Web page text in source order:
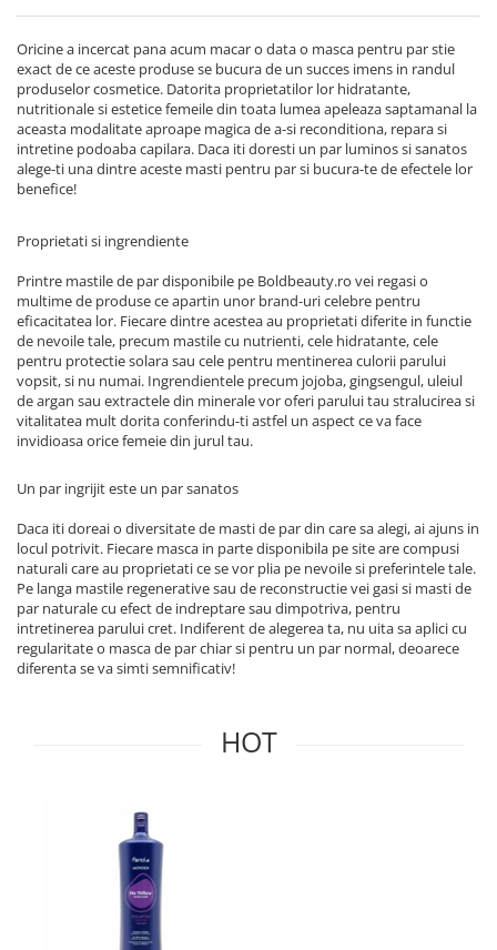
Oricine a incercat pana acum macar o data o masca pentru par stie
exact de ce aceste produse se bucura de un succes imens in randul
produselor cosmetice. Datorita proprietatilor lor hidratante,
nutritionale si estetice femeile din toata lumea apeleaza saptamanal la
aceasta modalitate aproape magica de a-si reconditiona, repara si
intretine podoaba capilara. Daca iti doresti un par luminos si sanatos
alege-ti una dintre aceste masti pentru par si bucura-te de efectele lor
benefice!
Proprietati si ingrendiente
Printre mastile de par disponibile pe Boldbeauty.ro vei regasi o
multime de produse ce apartin unor brand-uri celebre pentru
eficacitatea lor. Fiecare dintre acestea au proprietati diferite in functie
de nevoile tale, precum mastile cu nutrienti, cele hidratante, cele
pentru protectie solara sau cele pentru mentinerea culorii parului
vopsit, si nu numai. Ingrendientele precum jojoba, gingsengul, uleiul
de argan sau extractele din minerale vor oferi parului tau stralucirea si
vitalitatea mult dorita conferindu-ti astfel un aspect ce va face
invidioasa orice femeie din jurul tau.
Un par ingrijit este un par sanatos
Daca iti doreai o diversitate de masti de par din care sa alegi, ai ajuns in
locul potrivit. Fiecare masca in parte disponibila pe site are compusi
naturali care au proprietati ce se vor plia pe nevoile si preferintele tale.
Pe langa mastile regenerative sau de reconstructie vei gasi si masti de
par naturale cu efect de indreptare sau dimpotriva, pentru
intretinerea parului cret. Indiferent de alegerea ta, nu uita sa aplici cu
regularitate o masca de par chiar si pentru un par normal, deoarece
diferenta se va simti semnificativ!
HOT